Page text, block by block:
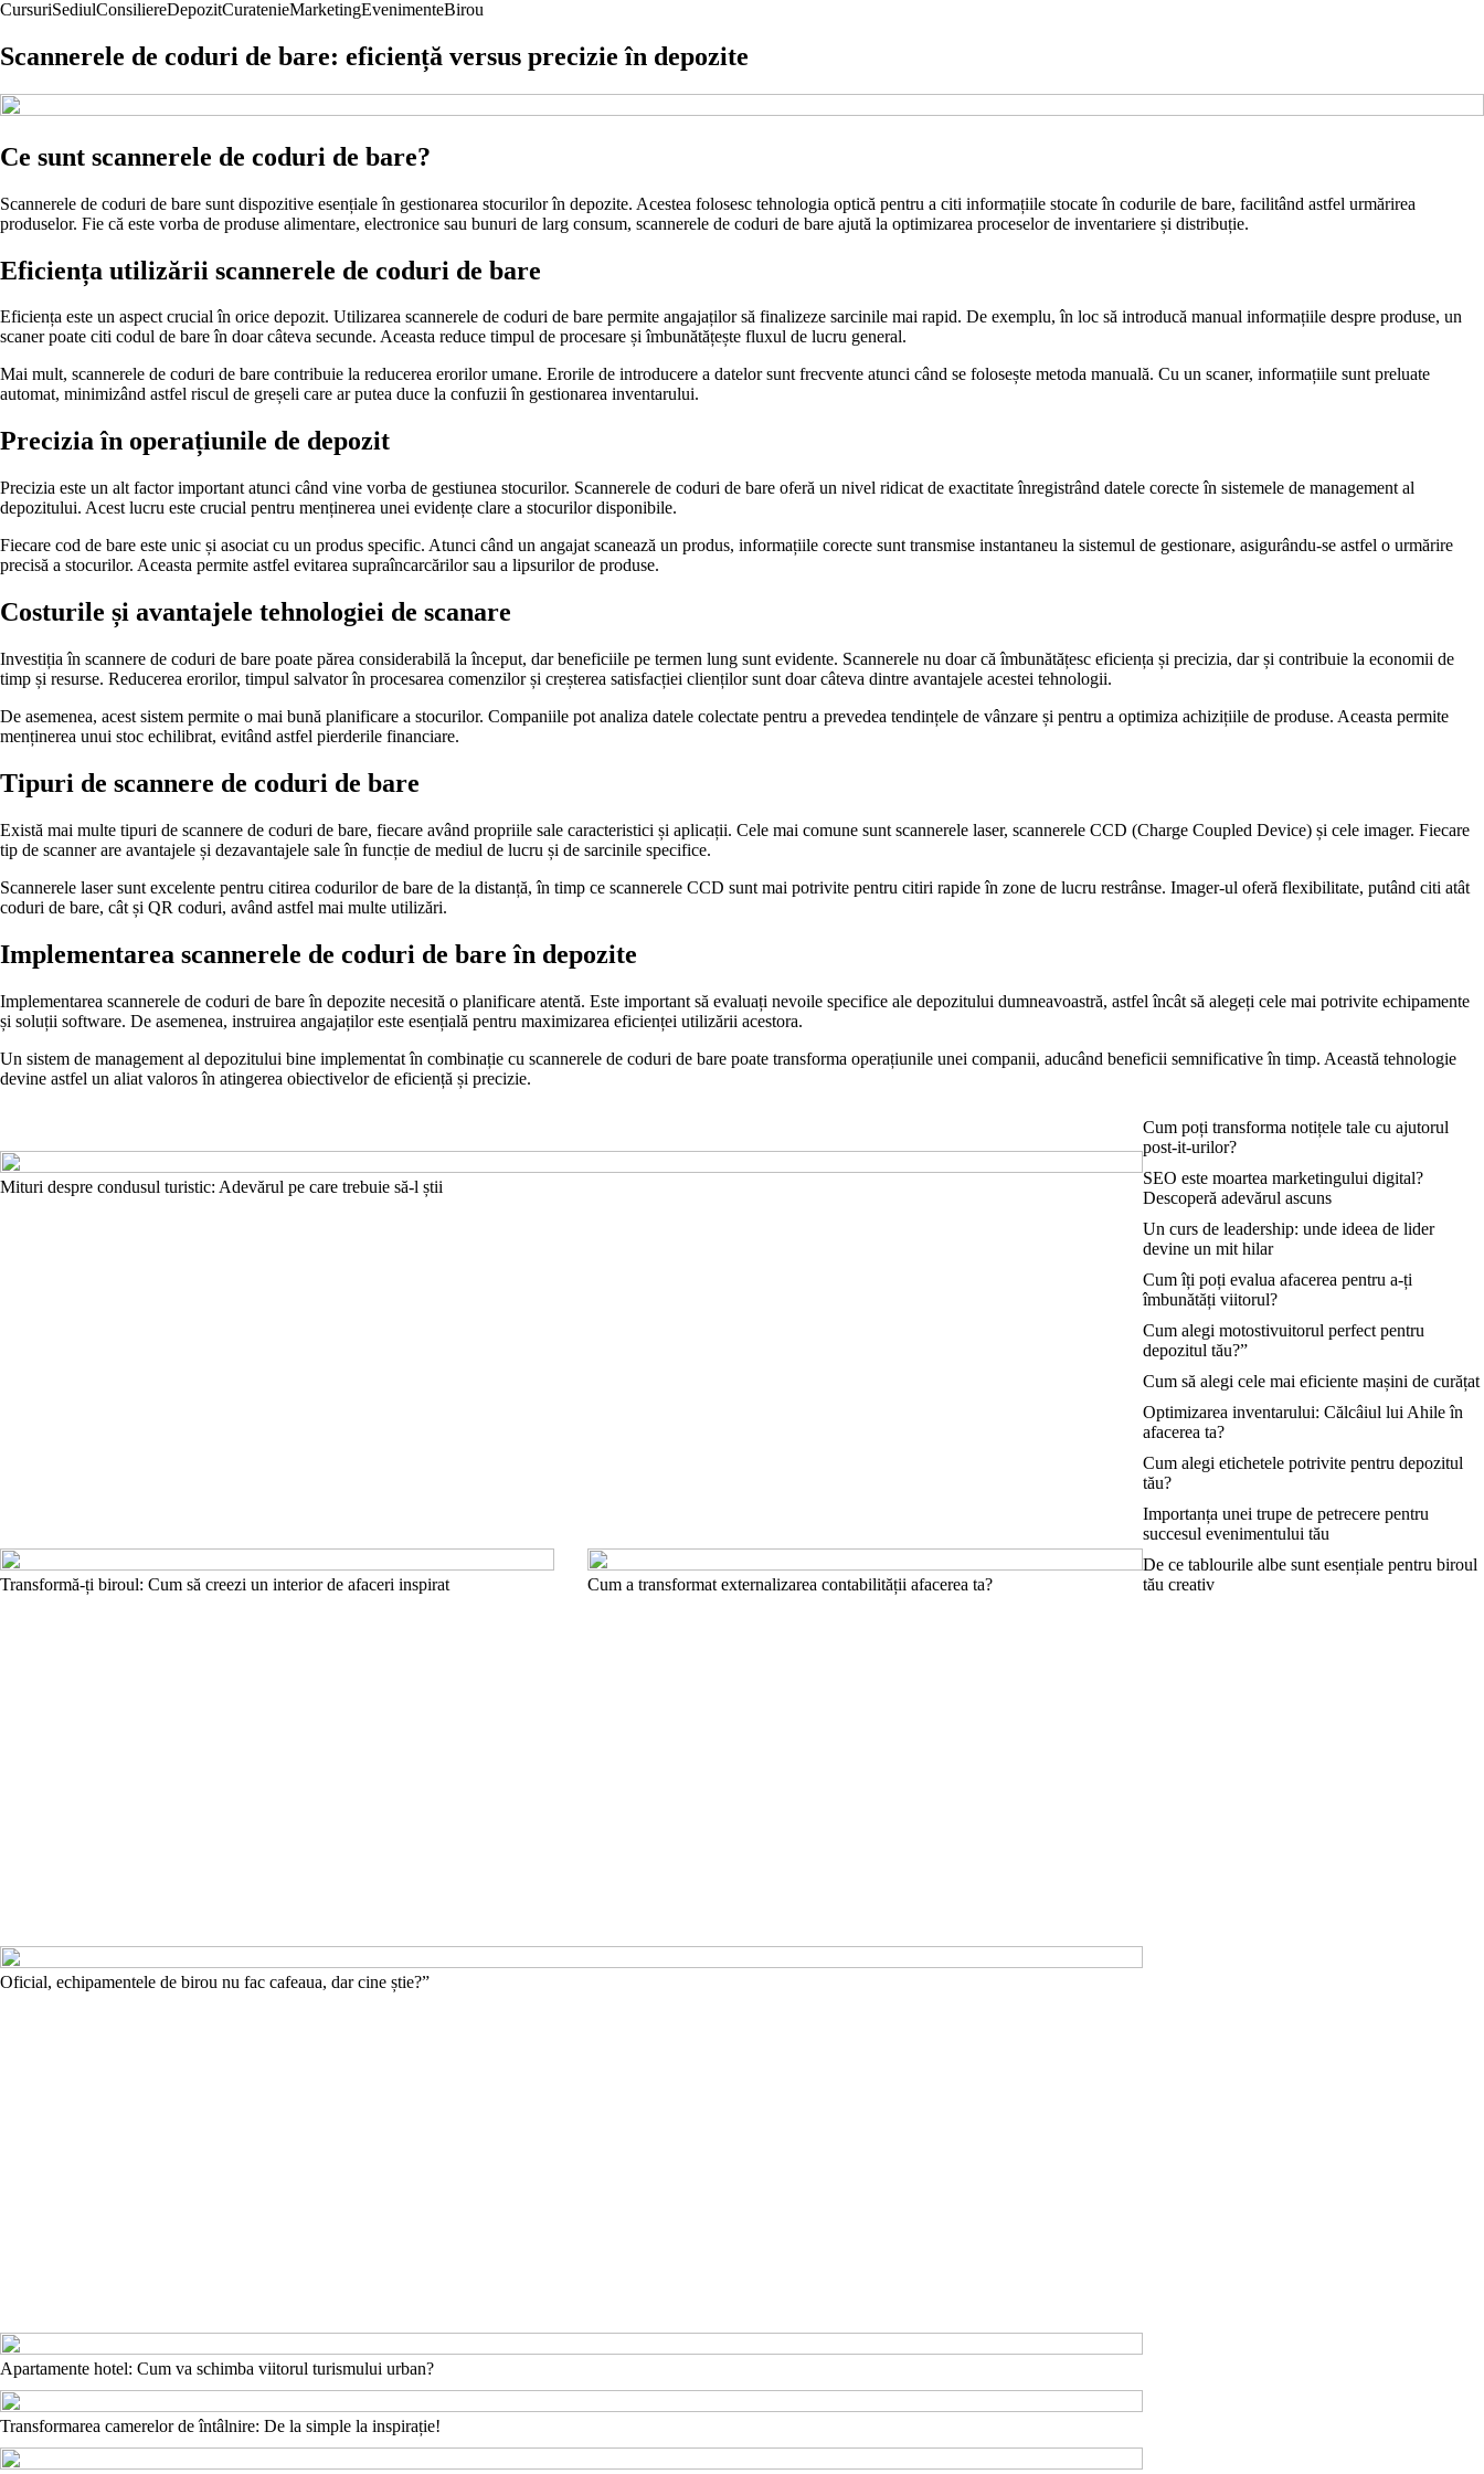
CursuriSediulConsiliereDepozitCuratenieMarketingEvenimenteBirou
Scannerele de coduri de bare: eficiență versus precizie în depozite
Ce sunt scannerele de coduri de bare?
Scannerele de coduri de bare sunt dispozitive esențiale în gestionarea stocurilor în depozite. Acestea folosesc tehnologia optică pentru a citi informațiile stocate în codurile de bare, facilitând astfel urmărirea
produselor. Fie că este vorba de produse alimentare, electronice sau bunuri de larg consum, scannerele de coduri de bare ajută la optimizarea proceselor de inventariere și distribuție.
Eficiența utilizării scannerele de coduri de bare
Eficiența este un aspect crucial în orice depozit. Utilizarea scannerele de coduri de bare permite angajaților să finalizeze sarcinile mai rapid. De exemplu, în loc să introducă manual informațiile despre produse, un
scaner poate citi codul de bare în doar câteva secunde. Aceasta reduce timpul de procesare și îmbunătățește fluxul de lucru general.
Mai mult, scannerele de coduri de bare contribuie la reducerea erorilor umane. Erorile de introducere a datelor sunt frecvente atunci când se folosește metoda manuală. Cu un scaner, informațiile sunt preluate
automat, minimizând astfel riscul de greșeli care ar putea duce la confuzii în gestionarea inventarului.
Precizia în operațiunile de depozit
Precizia este un alt factor important atunci când vine vorba de gestiunea stocurilor. Scannerele de coduri de bare oferă un nivel ridicat de exactitate înregistrând datele corecte în sistemele de management al
depozitului. Acest lucru este crucial pentru menținerea unei evidențe clare a stocurilor disponibile.
Fiecare cod de bare este unic și asociat cu un produs specific. Atunci când un angajat scanează un produs, informațiile corecte sunt transmise instantaneu la sistemul de gestionare, asigurându-se astfel o urmărire
precisă a stocurilor. Aceasta permite astfel evitarea supraîncarcărilor sau a lipsurilor de produse.
Costurile și avantajele tehnologiei de scanare
Investiția în scannere de coduri de bare poate părea considerabilă la început, dar beneficiile pe termen lung sunt evidente. Scannerele nu doar că îmbunătățesc eficiența și precizia, dar și contribuie la economii de
timp și resurse. Reducerea erorilor, timpul salvator în procesarea comenzilor și creșterea satisfacției clienților sunt doar câteva dintre avantajele acestei tehnologii.
De asemenea, acest sistem permite o mai bună planificare a stocurilor. Companiile pot analiza datele colectate pentru a prevedea tendințele de vânzare și pentru a optimiza achizițiile de produse. Aceasta permite
menținerea unui stoc echilibrat, evitând astfel pierderile financiare.
Tipuri de scannere de coduri de bare
Există mai multe tipuri de scannere de coduri de bare, fiecare având propriile sale caracteristici și aplicații. Cele mai comune sunt scannerele laser, scannerele CCD (Charge Coupled Device) și cele imager. Fiecare
tip de scanner are avantajele și dezavantajele sale în funcție de mediul de lucru și de sarcinile specifice.
Scannerele laser sunt excelente pentru citirea codurilor de bare de la distanță, în timp ce scannerele CCD sunt mai potrivite pentru citiri rapide în zone de lucru restrânse. Imager-ul oferă flexibilitate, putând citi atât
coduri de bare, cât și QR coduri, având astfel mai multe utilizări.
Implementarea scannerele de coduri de bare în depozite
Implementarea scannerele de coduri de bare în depozite necesită o planificare atentă. Este important să evaluați nevoile specifice ale depozitului dumneavoastră, astfel încât să alegeți cele mai potrivite echipamente
și soluții software. De asemenea, instruirea angajaților este esențială pentru maximizarea eficienței utilizării acestora.
Un sistem de management al depozitului bine implementat în combinație cu scannerele de coduri de bare poate transforma operațiunile unei companii, aducând beneficii semnificative în timp. Această tehnologie
devine astfel un aliat valoros în atingerea obiectivelor de eficiență și precizie.
Mituri despre condusul turistic: Adevărul pe care trebuie să-l știi
Transformă-ți biroul: Cum să creezi un interior de afaceri inspirat Cum a transformat externalizarea contabilității afacerea ta?
Oficial, echipamentele de birou nu fac cafeaua, dar cine știe?”
Apartamente hotel: Cum va schimba viitorul turismului urban?
Transformarea camerelor de întâlnire: De la simple la inspirație!
Cum poți transforma notițele tale cu ajutorul
post-it-urilor?
SEO este moartea marketingului digital?
Descoperă adevărul ascuns
Un curs de leadership: unde ideea de lider
devine un mit hilar
Cum îți poți evalua afacerea pentru a-ți
îmbunătăți viitorul?
Cum alegi motostivuitorul perfect pentru
depozitul tău?”
Cum să alegi cele mai eficiente mașini de curățat
Optimizarea inventarului: Călcâiul lui Ahile în
afacerea ta?
Cum alegi etichetele potrivite pentru depozitul
tău?
Importanța unei trupe de petrecere pentru
succesul evenimentului tău
De ce tablourile albe sunt esențiale pentru biroul
tău creativ